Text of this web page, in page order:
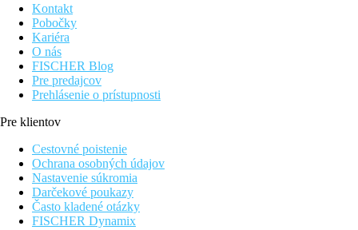
Kontakt
Pobočky
Kariéra
O nás
FISCHER Blog
Pre predajcov
Prehlásenie o prístupnosti
Pre klientov
Cestovné poistenie
Ochrana osobných údajov
Nastavenie súkromia
Darčekové poukazy
Často kladené otázky
FISCHER Dynamix